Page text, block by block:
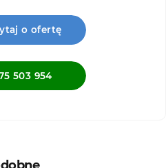
o ofertę
503 954